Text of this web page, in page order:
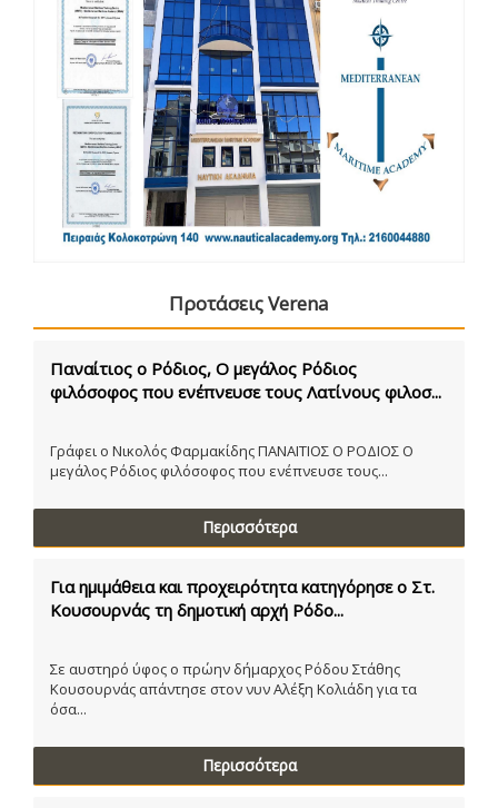
Προτάσεις Verena
Παναίτιος ο Ρόδιος, Ο μεγάλος Ρόδιος
φιλόσοφος που ενέπνευσε τους Λατίνους φιλοσ...
Γράφει ο Νικολός Φαρμακίδης ΠΑΝΑΙΤΙΟΣ Ο ΡΟΔΙΟΣ Ο
μεγάλος Ρόδιος φιλόσοφος που ενέπνευσε τους...
Περισσότερα
Για ημιμάθεια και προχειρότητα κατηγόρησε ο Στ.
Κουσουρνάς τη δημοτική αρχή Ρόδο...
Σε αυστηρό ύφος ο πρώην δήμαρχος Ρόδου Στάθης
Κουσουρνάς απάντησε στον νυν Αλέξη Κολιάδη για τα
όσα...
Περισσότερα